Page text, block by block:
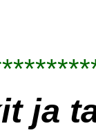
ja